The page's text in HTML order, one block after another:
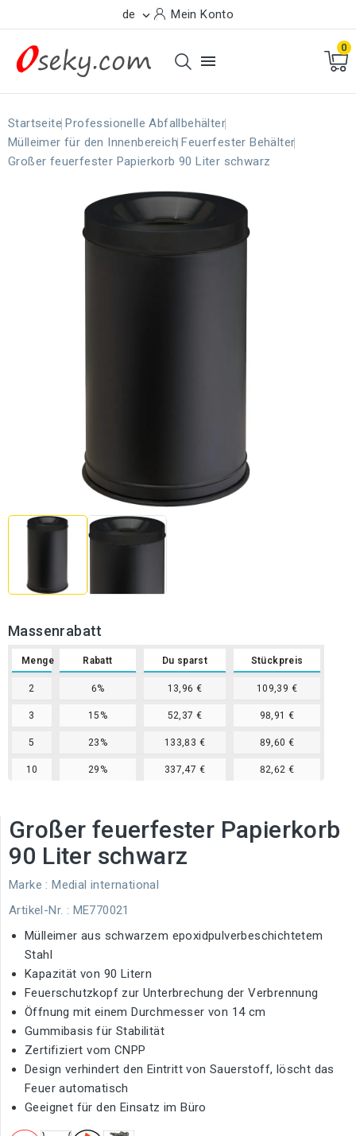
de  Mein Konto

0
Startseite Professionelle Abfallbehälter
Mülleimer für den Innenbereich Feuerfester Behälter
Großer feuerfester Papierkorb 90 Liter schwarz
Massenrabatt
Menge Rabatt Du sparst Stückpreis
2 6% 13,96 € 109,39 €
3 15% 52,37 € 98,91 €
5 23% 133,83 € 89,60 €
10 29% 337,47 € 82,62 €
Großer feuerfester Papierkorb
90 Liter schwarz
Marke : Medial international
Artikel-Nr. : ME770021
Mülleimer aus schwarzem epoxidpulverbeschichtetem
Stahl
Kapazität von 90 Litern
Feuerschutzkopf zur Unterbrechung der Verbrennung
Öffnung mit einem Durchmesser von 14 cm
Gummibasis für Stabilität
Zertifiziert vom CNPP
Design verhindert den Eintritt von Sauerstoff, löscht das
Feuer automatisch
Geeignet für den Einsatz im Büro